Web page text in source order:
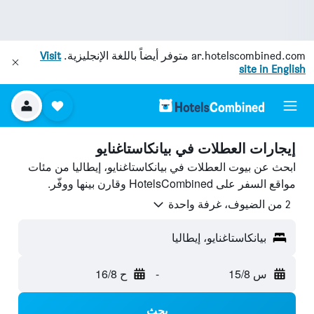
ar.hotelscombined.com متوفر أيضاً باللغة الإنجليزية.Visit
site in English
إيجارات العطلات في بيانكاستاغنايو
ابحث عن بيوت العطلات في بيانكاستاغنايو، إيطاليا من مئات
مواقع السفر على HotelsCombined وقارن بينها ووفّر.
2 من الضيوف، غرفة واحدة
بيانكاستاغنايو، إيطاليا
س 15/8 - ح 16/8
بحث